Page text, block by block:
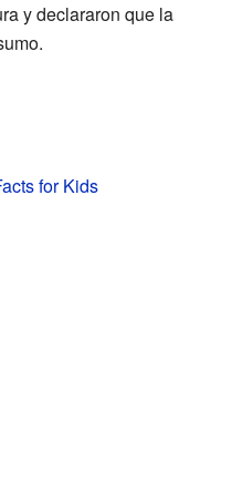
y declararon que la
for Kids